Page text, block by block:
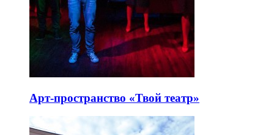
Арт-пространство «Твой театр»